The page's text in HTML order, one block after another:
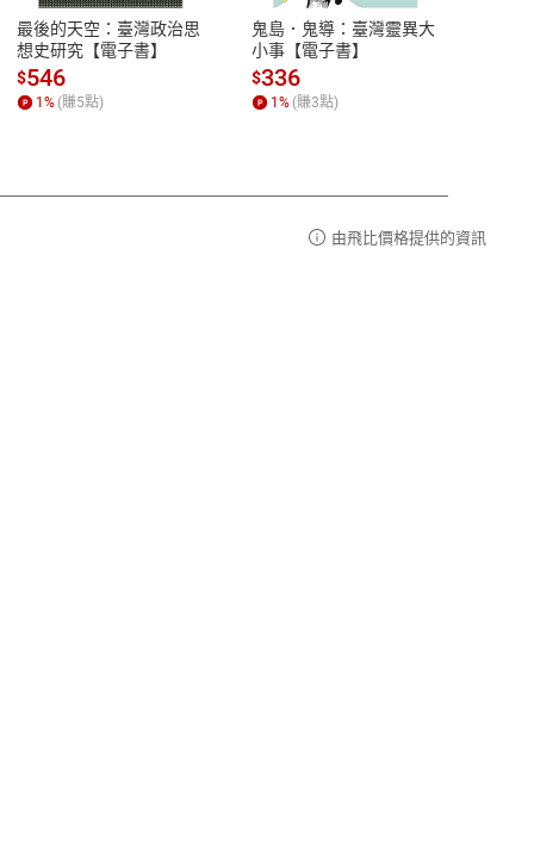
性
參
13:00-17:00 (國定假日及例假日休息)
客服電話：0080-1857077
最後的天空：臺灣政治思
想史研究【電子書】
$546
1% (賺5點)
鬼島．鬼導：臺灣靈異大
小事【電子書】
$336
1% (賺3點)
由飛比價格提供的資訊